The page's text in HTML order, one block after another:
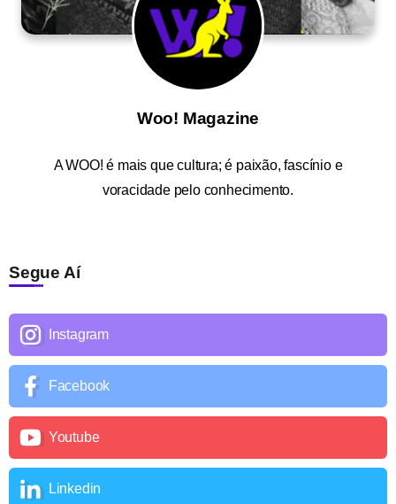
Woo! Magazine
AWOO! é mais que cultura; é paixão, fascínio e
voracidade pelo conhecimento.
Segue Aí
Instagram
Facebook
Youtube
Linkedin